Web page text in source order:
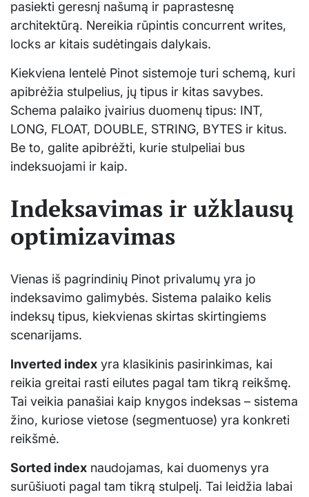
pasiekti geresnį našumą ir paprastesnę
architektūrą. Nereikia rūpintis concurrent writes,
locks ar kitais sudėtingais dalykais.
Kiekviena lentelė Pinot sistemoje turi schemą, kuri
apibrėžia stulpelius, jų tipus ir kitas savybes.
Schema palaiko įvairius duomenų tipus: INT,
LONG, FLOAT, DOUBLE, STRING, BYTES ir kitus.
Be to, galite apibrėžti, kurie stulpeliai bus
indeksuojami ir kaip.
Indeksavimas ir užklausų
optimizavimas
Vienas iš pagrindinių Pinot privalumų yra jo
indeksavimo galimybės. Sistema palaiko kelis
indeksų tipus, kiekvienas skirtas skirtingiems
scenarijams.
Inverted index yra klasikinis pasirinkimas, kai
reikia greitai rasti eilutes pagal tam tikrą reikšmę.
Tai veikia panašiai kaip knygos indeksas – sistema
žino, kuriose vietose (segmentuose) yra konkreti
reikšmė.
Sorted index naudojamas, kai duomenys yra
surūšiuoti pagal tam tikrą stulpelį. Tai leidžia labai